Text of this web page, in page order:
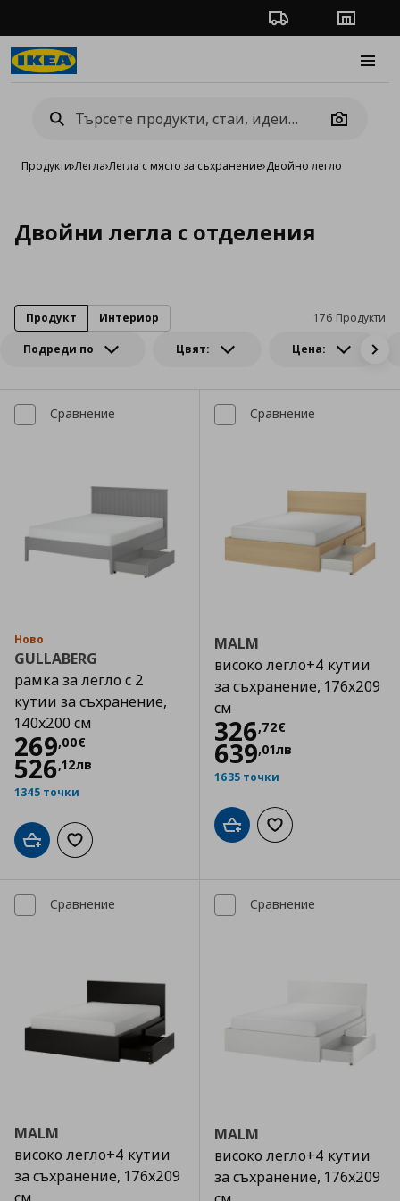
Проследяване на
Camera
Продукти›Легла›Легла с място за съхранение›Двойно легло
Двойни легла с отделения
Подреди по Цвят: Цена:
176 Продукти
Продукт Интериор
Сравнение
Ново
GULLABERG
рамка за легло с 2
кутии за съхранение,
140x200 см
269,00€
Цена
526,12лв
1345 точки
Добави в кошницата
Добави към списъка с любими
Сравнение
MALM
високо легло+4 кутии
за съхранение, 176x209
см
326,72€
Цена
639,01лв
1635 точки
Добави в кошницата
Добави към
Сравнение
MALM
високо легло+4 кутии
за съхранение, 176x209
Сравнение
MALM
високо легло+4 кутии
за съхранение, 176x209